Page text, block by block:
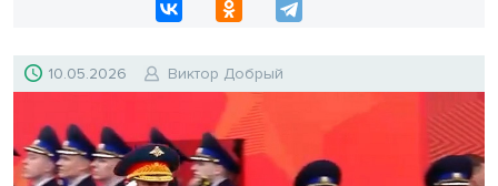
10.05.2026 Виктор Добрый